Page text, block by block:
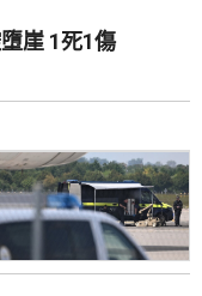
一對中國籍父女泰國騎電單車失控墮崖 1死1傷